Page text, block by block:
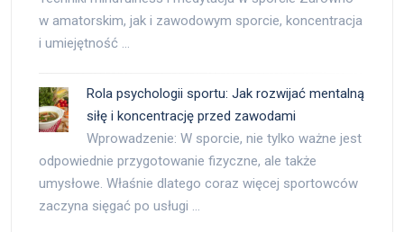
w amatorskim, jak i zawodowym sporcie, koncentracja
i umiejętność …
Rola psychologii sportu: Jak rozwijać mentalną
siłę i koncentrację przed zawodami
Wprowadzenie: W sporcie, nie tylko ważne jest
odpowiednie przygotowanie fizyczne, ale także
umysłowe. Właśnie dlatego coraz więcej sportowców
zaczyna sięgać po usługi …